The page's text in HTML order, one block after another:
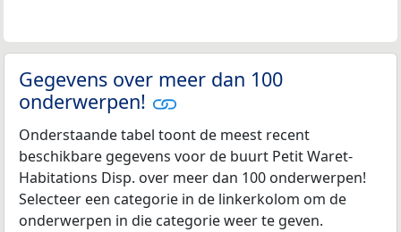
Gegevens over meer dan 100
onderwerpen!
Onderstaande tabel toont de meest recent
beschikbare gegevens voor de buurt Petit Waret-
Habitations Disp. over meer dan 100 onderwerpen!
Selecteer een categorie in de linkerkolom om de
onderwerpen in die categorie weer te geven.